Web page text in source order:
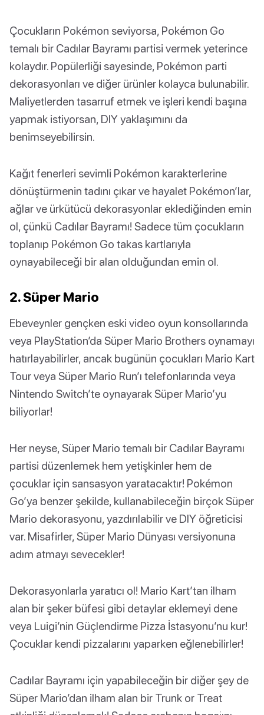
Çocukların Pokémon seviyorsa, Pokémon Go
temalı bir Cadılar Bayramı partisi vermek yeterince
kolaydır. Popülerliği sayesinde, Pokémon parti
dekorasyonları ve diğer ürünler kolayca bulunabilir.
Maliyetlerden tasarruf etmek ve işleri kendi başına
yapmak istiyorsan, DIY yaklaşımını da
benimseyebilirsin.
Kağıt fenerleri sevimli Pokémon karakterlerine
dönüştürmenin tadını çıkar ve hayalet Pokémon’lar,
ağlar ve ürkütücü dekorasyonlar eklediğinden emin
ol, çünkü Cadılar Bayramı! Sadece tüm çocukların
toplanıp Pokémon Go takas kartlarıyla
oynayabileceği bir alan olduğundan emin ol.
2. Süper Mario
Ebeveynler gençken eski video oyun konsollarında
veya PlayStation’da Süper Mario Brothers oynamayı
hatırlayabilirler, ancak bugünün çocukları Mario Kart
Tour veya Süper Mario Run’ı telefonlarında veya
Nintendo Switch’te oynayarak Süper Mario’yu
biliyorlar!
Her neyse, Süper Mario temalı bir Cadılar Bayramı
partisi düzenlemek hem yetişkinler hem de
çocuklar için sansasyon yaratacaktır! Pokémon
Go’ya benzer şekilde, kullanabileceğin birçok Süper
Mario dekorasyonu, yazdırılabilir ve DIY öğreticisi
var. Misafirler, Süper Mario Dünyası versiyonuna
adım atmayı sevecekler!
Dekorasyonlarla yaratıcı ol! Mario Kart’tan ilham
alan bir şeker büfesi gibi detaylar eklemeyi dene
veya Luigi’nin Güçlendirme Pizza İstasyonu’nu kur!
Çocuklar kendi pizzalarını yaparken eğlenebilirler!
Cadılar Bayramı için yapabileceğin bir diğer şey de
Süper Mario’dan ilham alan bir Trunk or Treat